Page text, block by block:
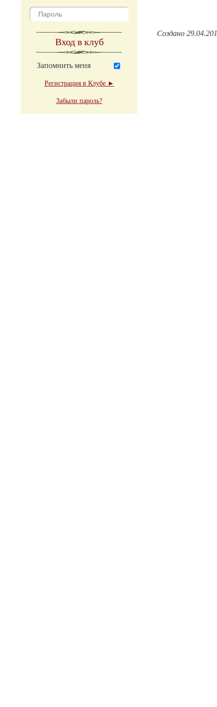
Вход в клуб
Запомнить меня
Регистрация в Клубе ►
Забыли пароль?
Создано